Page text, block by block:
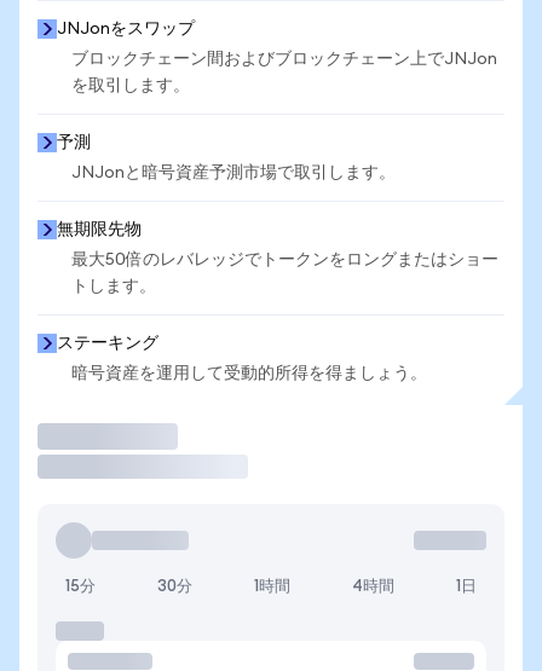
JNJonをスワップ
ブロックチェーン間およびブロックチェーン上でJNJon
を取引します。
予測
JNJonと暗号資産予測市場で取引します。
無期限先物
最大50倍のレバレッジでトークンをロングまたはショー
トします。
ステーキング
暗号資産を運用して受動的所得を得ましょう。
15分 30分 1時間 4時間 1日